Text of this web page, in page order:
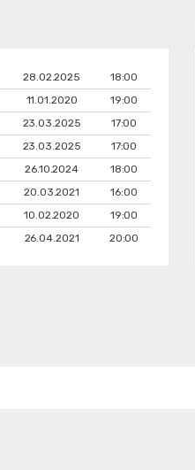
28.02.2025
18:00
11.01.2020
19:00
23.03.2025
17:00
23.03.2025
17:00
26.10.2024
18:00
20.03.2021
16:00
10.02.2020
19:00
26.04.2021 20:00